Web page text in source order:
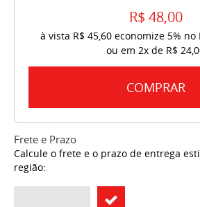
R$ 48,00
à vista R$ 45,60economize 5% no
ou em 2x de R$
COMPRAR
Frete e Prazo
Calcule o frete e o prazo de entrega
região: